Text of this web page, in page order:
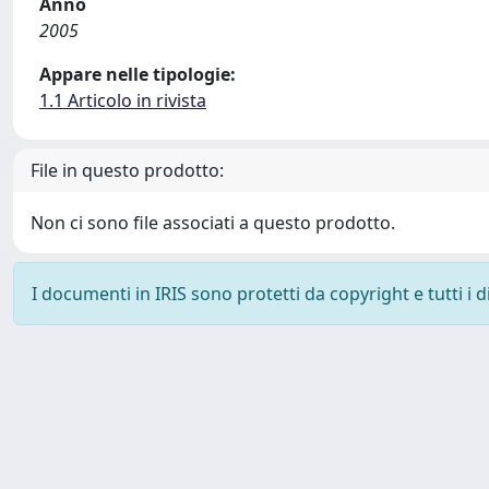
2005
Appare nelle tipologie:
1.1 Articolo in rivista
File in questo prodotto:
Non ci sono file associati a questo prodotto.
I documenti in IRIS sono protetti da copyright e tutti i